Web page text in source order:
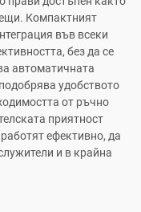
Компактният
във всеки
без да се
автоматичната
удобството
от ръчно
приятност
ефективно, да
и в крайна